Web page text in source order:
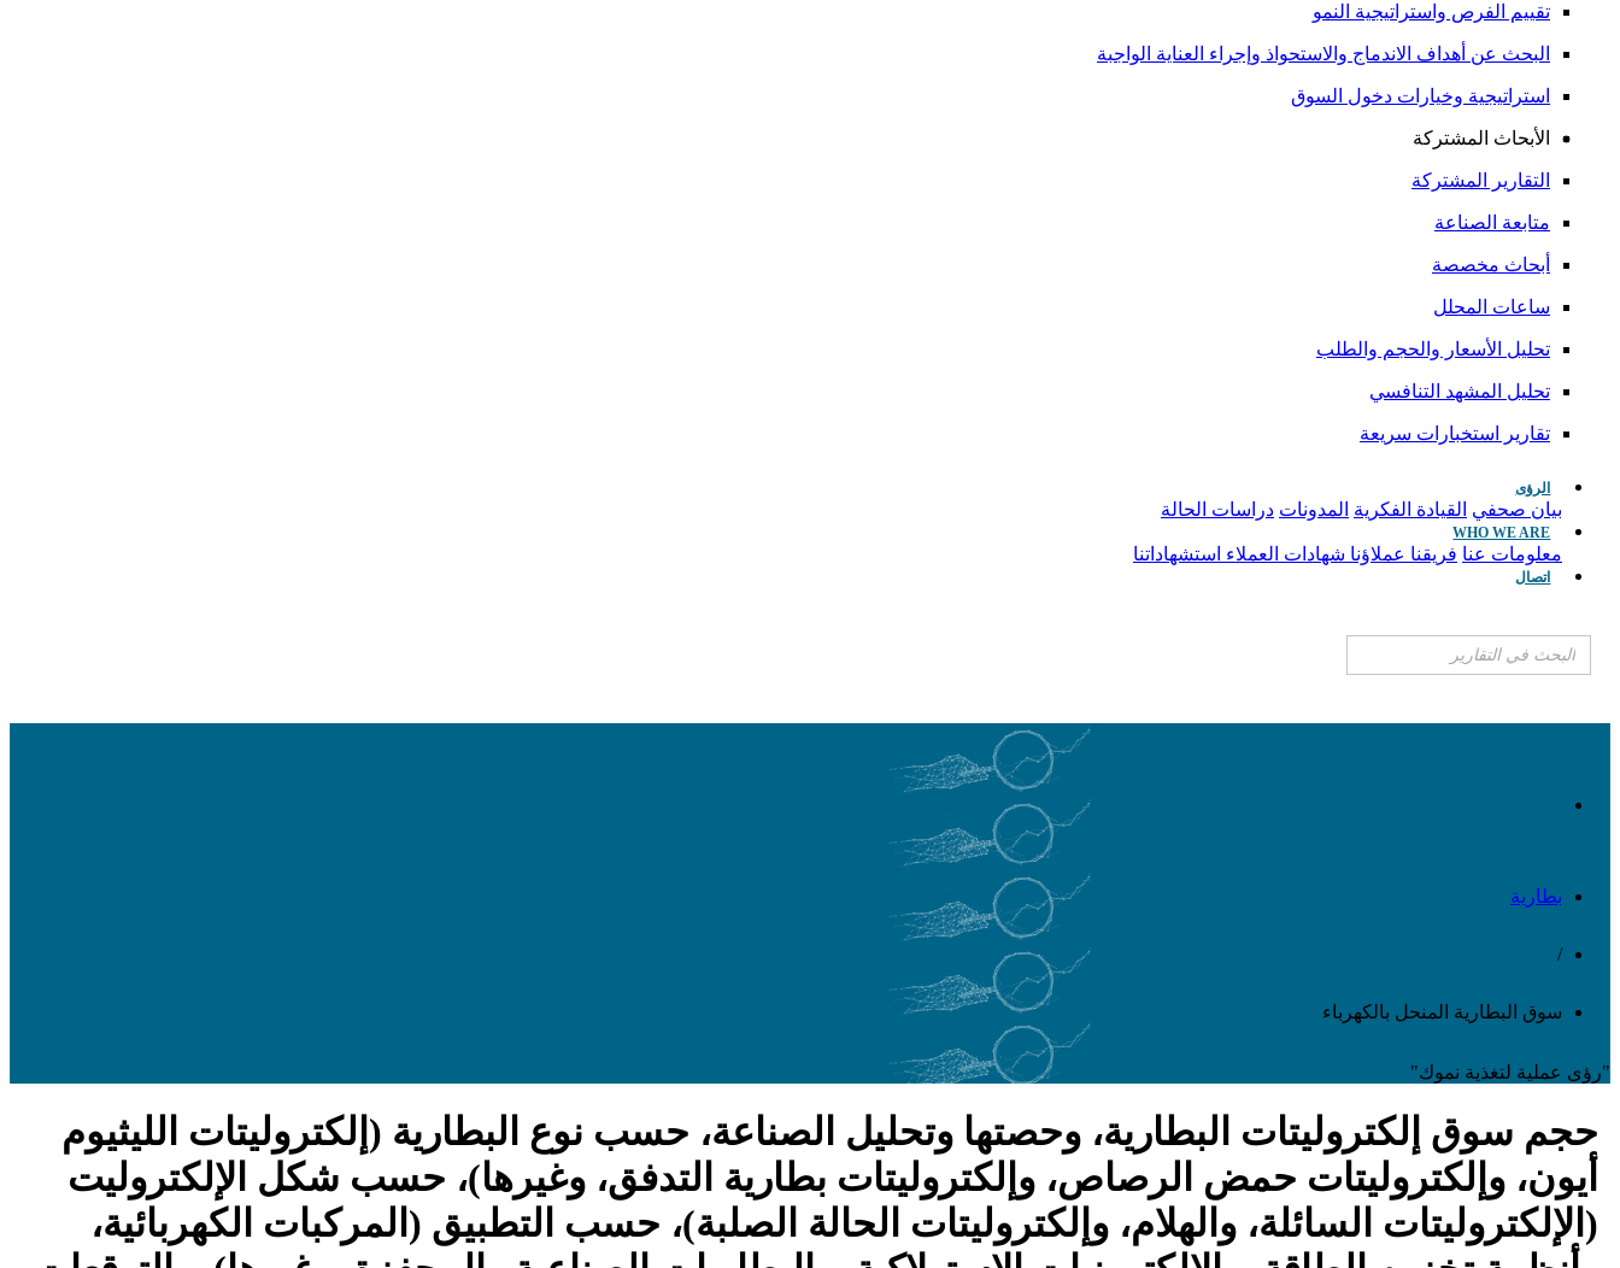
تقييم الفرص واستراتيجية النمو
البحث عن أهداف الاندماج والاستحواذ وإجراء العناية الواجبة
استراتيجية وخيارات دخول السوق
الأبحاث المشتركة
التقارير المشتركة
متابعة الصناعة
أبحاث مخصصة
ساعات المحلل
تحليل الأسعار والحجم والطلب
تحليل المشهد التنافسي
تقارير استخبارات سريعة
الرؤى
بيان صحفي القيادة الفكرية المدونات دراسات الحالة
WHO WE ARE
معلومات عنا فريقنا عملاؤنا شهادات العملاء استشهاداتنا
اتصال
بطارية
/
سوق البطارية المنحل بالكهرباء
"رؤى عملية لتغذية نموك"
حجم سوق إلكتروليتات البطارية، وحصتها وتحليل الصناعة، حسب نوع البطارية (إلكتروليتات الليثيوم
أيون، وإلكتروليتات حمض الرصاص، وإلكتروليتات بطارية التدفق، وغيرها)، حسب شكل الإلكتروليت
(الإلكتروليتات السائلة، والهلام، وإلكتروليتات الحالة الصلبة)، حسب التطبيق (المركبات الكهربائية،